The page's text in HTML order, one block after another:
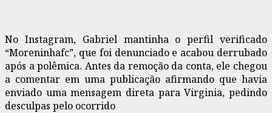
No Instagram, Gabriel mantinha o perfil verificado
“Moreninhafc”, que foi denunciado e acabou derrubado
após a polêmica. Antes da remoção da conta, ele chegou
a comentar em uma publicação afirmando que havia
enviado uma mensagem direta para Virginia, pedindo
desculpas pelo ocorrido